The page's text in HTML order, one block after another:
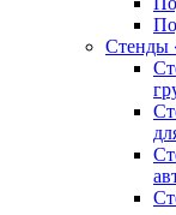
Стенды